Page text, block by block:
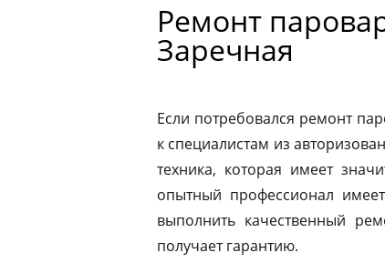
Ремонт
Заречная
Если потребовался ремонт
к специалистам из
техника, которая имеет
опытный профессионал
выполнить качественный
получает гарантию.